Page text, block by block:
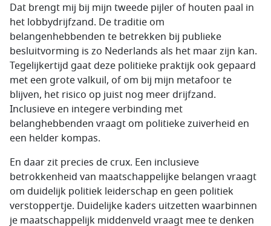
Dat brengt mij bij mijn tweede pijler of houten paal in
het lobbydrijfzand. De traditie om
belangenhebbenden te betrekken bij publieke
besluitvorming is zo Nederlands als het maar zijn kan.
Tegelijkertijd gaat deze politieke praktijk ook gepaard
met een grote valkuil, of om bij mijn metafoor te
blijven, het risico op juist nog meer drijfzand.
Inclusieve en integere verbinding met
belanghebbenden vraagt om politieke zuiverheid en
een helder kompas.
En daar zit precies de crux. Een inclusieve
betrokkenheid van maatschappelijke belangen vraagt
om duidelijk politiek leiderschap en geen politiek
verstoppertje. Duidelijke kaders uitzetten waarbinnen
je maatschappelijk middenveld vraagt mee te denken